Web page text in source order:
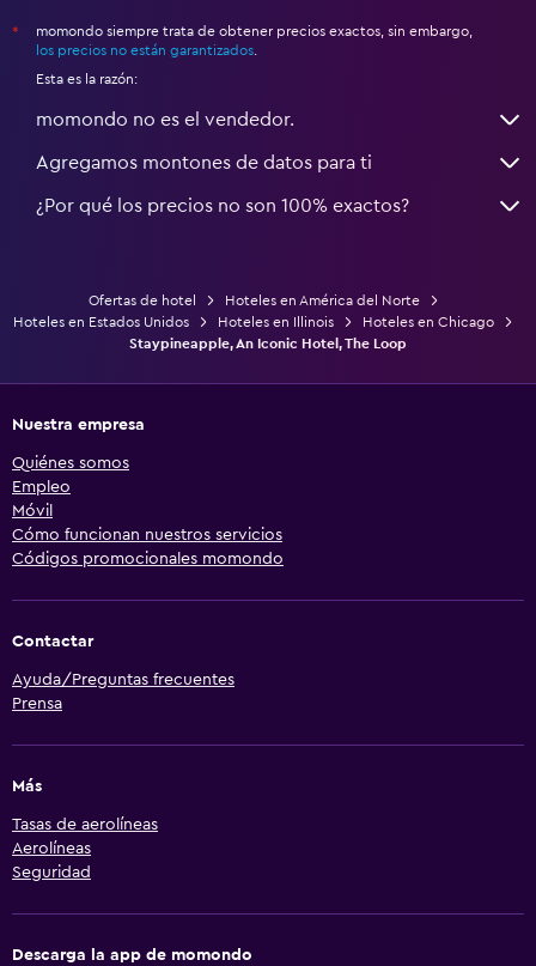
*
momondo siempre trata de obtener precios exactos, sin embargo,
los precios no están garantizados
Esta es la razón:
momondo no es el vendedor.
Agregamos montones de datos para ti
¿Por qué los precios no son 100% exactos?
Ofertas de hotel
Hoteles en América del Norte
Hoteles en Estados Unidos
Hoteles en Illinois
Hoteles en Chicago
Staypineapple, An Iconic Hotel, The Loop
Nuestra empresa
Quiénes somos
Empleo
Móvil
Cómo funcionan nuestros servicios
Códigos promocionales momondo
Contactar
Ayuda/Preguntas frecuentes
Prensa
Más
Tasas de aerolíneas
Aerolíneas
Seguridad
Descarga la app de momondo